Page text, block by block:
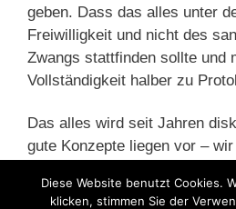
geben. Dass das alles unter
Freiwilligkeit und nicht des
Zwangs stattfinden sollte und
Vollständigkeit halber zu
Das alles wird seit Jahren
gute Konzepte liegen vor –
schlichtweg ein
Diese Website benutzt Cookies.
klicken, stimmen Sie der